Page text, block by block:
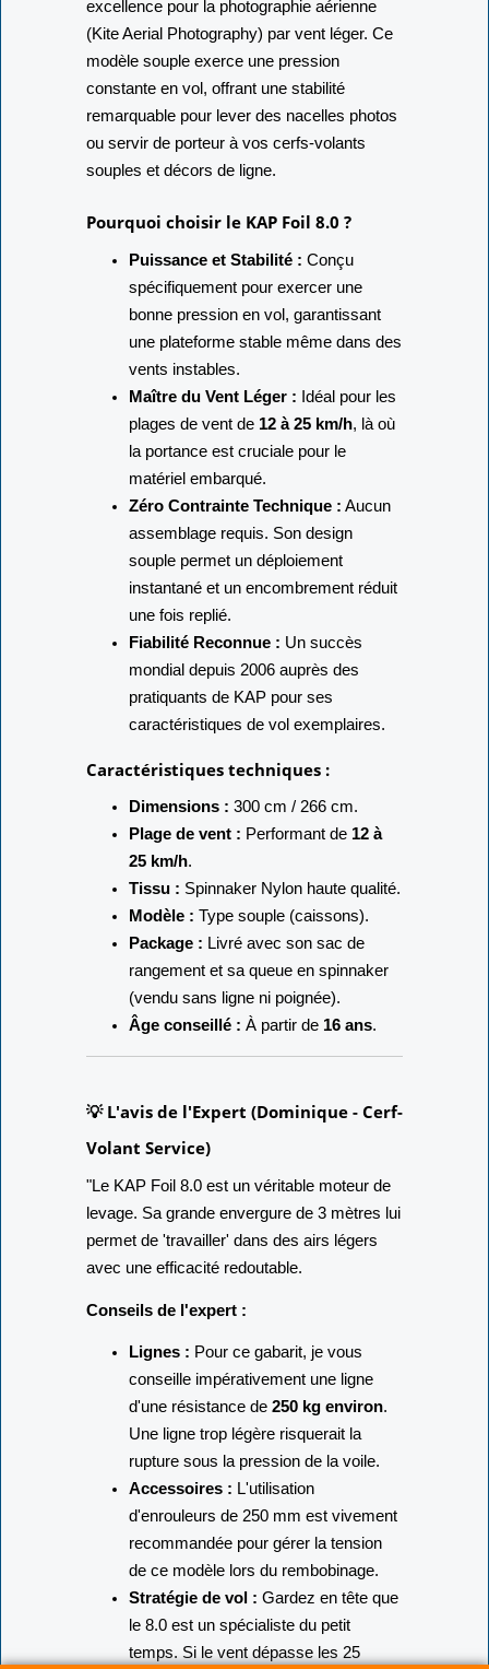
armature rigide, c'est l'appareil de levage par
excellence pour la photographie aérienne
(Kite Aerial Photography) par vent léger.
modèle souple exerce une pression
constante en vol,offrant une stabilité
remarquable pour lever des nacelles photos
ou servir de porteur à vos cerfs-volants
Pourquoi choisir le KAP Foil 8.0 ?
Puissance et Stabilité :Conçu
spécifiquement pour exercer une
bonne pression en vol,garantissant
une plateforme stable même dans des
vents instables.
Maître du Vent Léger :Idéal pour les
plages de vent de12 à 25 km/h
la portance est cruciale pour le
matériel embarqué.
Zéro Contrainte Technique :Aucun
assemblage requis.Son design
souple permet un déploiement
instantané et un encombrement réduit
une fois replié.
Fiabilité Reconnue :Un succès
mondial depuis 2006 auprès des
pratiquants de KAP pour ses
caractéristiques de vol exemplaires.
Caractéristiques techniques :
Dimensions :300 cm / 266 cm.
Plage de vent :
25 km/h.
Tissu :Spinnaker Nylon haute qualité.
Modèle : Type souple (caissons).
Package :Livré avec son sac de
rangement et sa queue en spinnaker
(vendu sans ligne ni poignée).
Âge conseillé :À partir de16 ans.
💡 L'avis de l'Expert (Dominique - Cerf-
Volant Service)
"Le KAP Foil 8.0 est un véritable moteur de
levage. Sa grande envergure de 3 mètres lui
permet de 'travailler' dans des airs légers
avec une efficacité redoutable.
Conseils de l'expert :
Lignes :Pour ce gabarit, je vous
conseille impérativement une ligne
d'une résistance de250 kg environ
Une ligne trop légère risquerait la
rupture sous la pression de la voile.
Accessoires :L'utilisation
d'enrouleurs de 250 mm est vivement
recommandée pour gérer la tension
de ce modèle lors du rembobinage.
Stratégie de vol :Gardez en tête que
le 8.0 est un spécialiste du petit